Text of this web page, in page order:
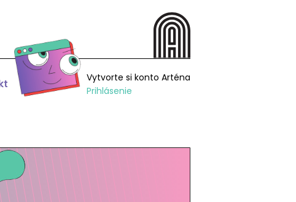
Vytvorte si konto Arténa
Prihlásenie